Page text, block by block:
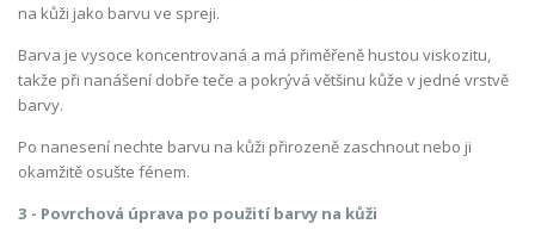
na kůži jako barvu ve spreji.
Barva je vysoce koncentrovaná a má přiměřeně hustou viskozitu,
takže při nanášení dobře teče a pokrývá většinu kůže v jedné vrstvě
barvy.
Po nanesení nechte barvu na kůži přirozeně zaschnout nebo ji
okamžitě osušte fénem.
3 - Povrchová úprava po použití barvy na kůži